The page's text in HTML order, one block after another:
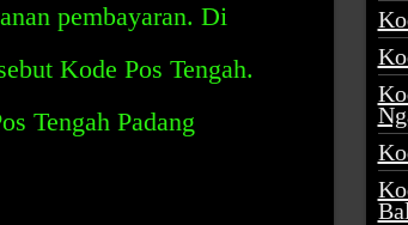
pembayaran. Di
Kode Pos Tengah.
Tengah Padang